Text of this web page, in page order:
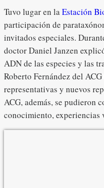
Tuvo lugar en laEstación
participación de
invitados especiales.
doctor Daniel Janzen
ADN de las especies y las
Roberto Fernández del
representativas y nuevos
ACG, además, se pudieron
conocimiento, experiencias